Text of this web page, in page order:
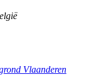
Vlaanderen